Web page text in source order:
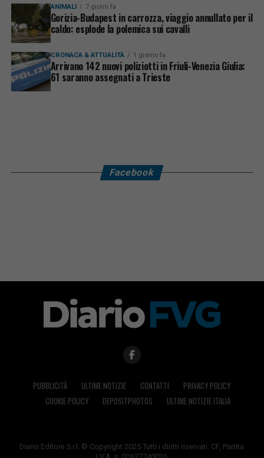
ANIMALI 7 giorni fa
Gorizia-Budapest in carrozza, viaggio annullato per il
caldo: esplode la polemica sui cavalli
CRONACA & ATTUALITÀ 1 giorno fa
Arrivano 142 nuovi poliziotti in Friuli-Venezia Giulia:
61 saranno assegnati a Trieste
Facebook
PUBBLICITÀ ULTIME NOTIZIE CONTATTI
PRIVACY POLICY
COOKIE POLICY
DEPOSITPHOTOS ULTIME NOTIZIE ITALIA
Diario Editore S.r.l. © Copyright 2025 Tutti i diritti riservati. CF, Partita